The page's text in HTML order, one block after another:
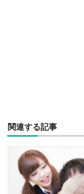
関連する記事